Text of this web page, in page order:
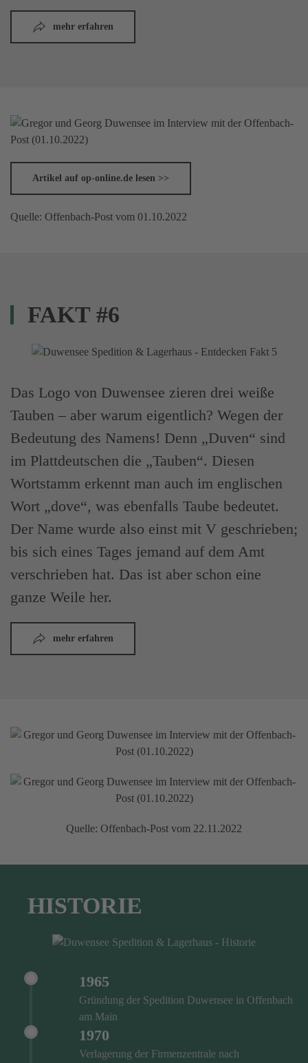
mehr erfahren
Artikel auf op-online.de lesen >>
Quelle: Offenbach-Post vom 01.10.2022
FAKT #6
Das Logo von Duwensee zieren drei weiße
Tauben – aber warum eigentlich? Wegen der
Bedeutung des Namens! Denn „Duven“ sind
im Plattdeutschen die „Tauben“. Diesen
Wortstamm erkennt man auch im englischen
Wort „dove“, was ebenfalls Taube bedeutet.
Der Name wurde also einst mit V geschrieben;
bis sich eines Tages jemand auf dem Amt
verschrieben hat. Das ist aber schon eine
ganze Weile her.
mehr erfahren
Quelle: Offenbach-Post vom 22.11.2022
HISTORIE
1965
Gründung der Spedition Duwensee in Offenbach
am Main
1970
Verlagerung der Firmenzentrale nach